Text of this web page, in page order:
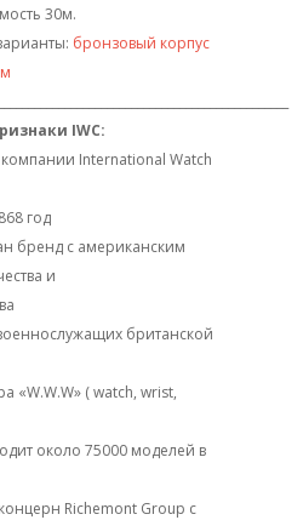
30м.
бронзовый корпус
IWC:
International Watch
год
бренд с американским
и
британской
«W.W.W» ( watch, wrist,
около 75000 моделей в
Richemont Group с